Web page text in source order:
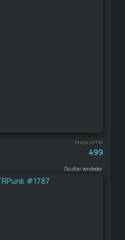
Preço (HTR)
499
Ocultar vendedor